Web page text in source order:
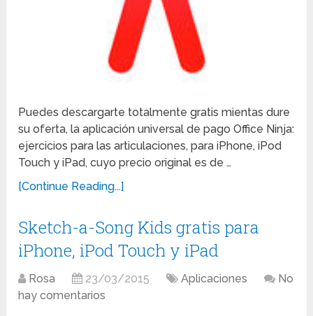
Puedes descargarte totalmente gratis mientas dure
su oferta, la aplicación universal de pago Office Ninja:
ejercicios para las articulaciones, para iPhone, iPod
Touch y iPad, cuyo precio original es de …
[Continue Reading...]
Sketch-a-Song Kids gratis para
iPhone, iPod Touch y iPad
Rosa 23/03/2015 Aplicaciones
No
hay comentarios